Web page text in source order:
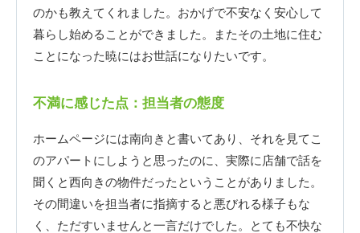
のかも教えてくれました。おかげで不安なく安心して
暮らし始めることができました。またその土地に住む
ことになった暁にはお世話になりたいです。
不満に感じた点：担当者の態度
ホームページには南向きと書いてあり、それを見てこ
のアパートにしようと思ったのに、実際に店舗で話を
聞くと西向きの物件だったということがありました。
その間違いを担当者に指摘すると悪びれる様子もな
く、ただすいませんと一言だけでした。とても不快な